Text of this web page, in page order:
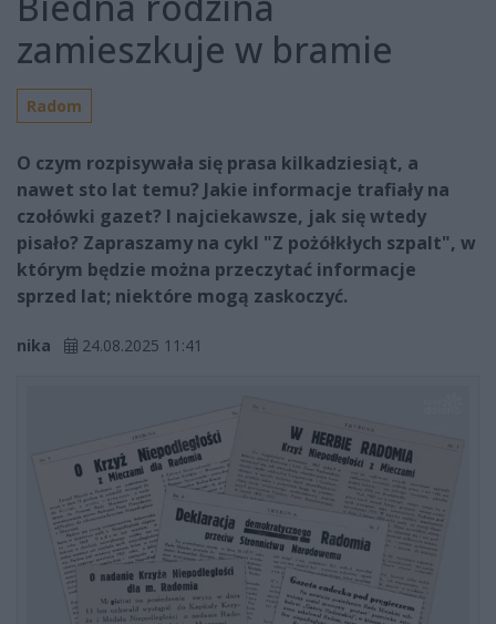
zamieszkuje w bramie
Radom
O czym rozpisywała się prasa kilkadziesiąt, a
nawet sto lat temu? Jakie informacje trafiały na
czołówki gazet? I najciekawsze, jak się wtedy
pisało? Zapraszamy na cykl "Z pożółkłych szpalt", w
którym będzie można przeczytać informacje
sprzed lat; niektóre mogą zaskoczyć.
nika 24.08.2025 11:41